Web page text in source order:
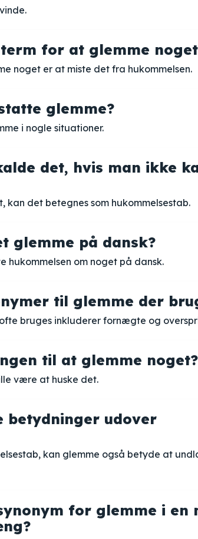
for at glemme
noget er at miste det fra hukommelsen.
glemme?
i nogle situationer.
det, hvis man ikke
kan det betegnes som hukommelsestab.
glemme på dansk?
hukommelsen om noget på dansk.
til glemme der
bruges inkluderer fornægte og
til at glemme noget?
være at huske det.
betydninger udover
kan glemme også betyde at
for glemme i en